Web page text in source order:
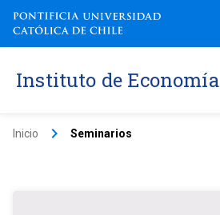
Instituto de Economía
Inicio keyboard_arrow_right Seminarios